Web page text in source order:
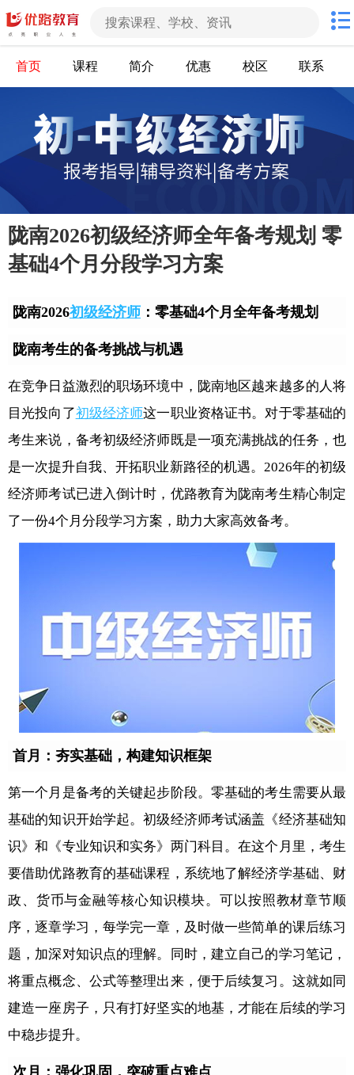
首页 课程 简介 优惠 校区 联系
陇南2026初级经济师全年备考规划 零
基础4个月分段学习方案
陇南2026初级经济师 ：零基础4个月全年备考规划
陇南考生的备考挑战与机遇
在竞争日益激烈的职场环境中，陇南地区越来越多的人将
目光投向了初级经济师这一职业资格证书。对于零基础的
考生来说，备考初级经济师既是一项充满挑战的任务，也
是一次提升自我、开拓职业新路径的机遇。2026年的初级
经济师考试已进入倒计时，优路教育为陇南考生精心制定
了一份4个月分段学习方案，助力大家高效备考。
首月：夯实基础，构建知识框架
第一个月是备考的关键起步阶段。零基础的考生需要从最
基础的知识开始学起。初级经济师考试涵盖《经济基础知
识》和《专业知识和实务》两门科目。在这个月里，考生
要借助优路教育的基础课程，系统地了解经济学基础、财
政、货币与金融等核心知识模块。可以按照教材章节顺
序，逐章学习，每学完一章，及时做一些简单的课后练习
题，加深对知识点的理解。同时，建立自己的学习笔记，
将重点概念、公式等整理出来，便于后续复习。这就如同
建造一座房子，只有打好坚实的地基，才能在后续的学习
中稳步提升。
次月：强化巩固，突破重点难点